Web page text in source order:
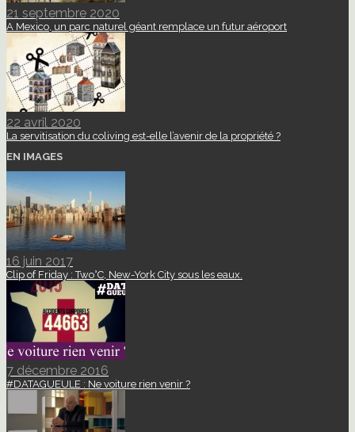
21 septembre 2020
A Mexico, un parc naturel géant remplace un futur aéroport
22 avril 2020
La servitisation du coliving est-elle l’avenir de la propriété ?
EN IMAGES
16 juin 2017
Clip of Friday : Two°C, New-York City sous les eaux.
7 décembre 2016
#DATAGUEULE : Ne voiture rien venir ?